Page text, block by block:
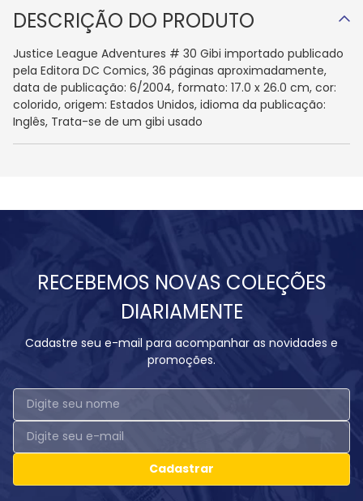
DESCRIÇÃO DO PRODUTO
Justice League Adventures # 30 Gibi importado publicado
pela Editora DC Comics, 36 páginas aproximadamente,
data de publicação: 6/2004, formato: 17.0 x 26.0 cm, cor:
colorido, origem: Estados Unidos, idioma da publicação:
Inglês, Trata-se de um gibi usado
RECEBEMOS NOVAS COLEÇÕES
DIARIAMENTE
Cadastre seu e-mail para acompanhar as novidades e
promoções.
Cadastrar